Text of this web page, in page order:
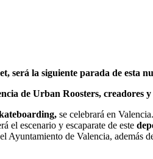
será la siguiente parada de
de Urban Roosters,
se celebrará en
el escenario y escaparate de este
de Valencia, además